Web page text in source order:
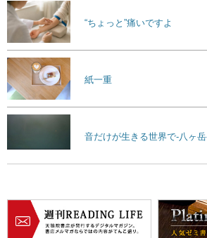
“ちょっと”痛いですよ
紙一重
音だけが生きる世界で-八ヶ